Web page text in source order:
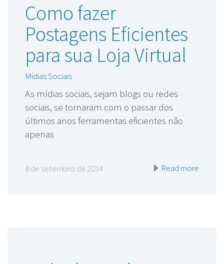
Como fazer
Postagens Eficientes
para sua Loja Virtual
Mídias Sociais
As mídias sociais, sejam blogs ou redes
sociais, se tornaram com o passar dos
últimos anos ferramentas eficientes não
apenas
8 de setembro de 2014 Read more